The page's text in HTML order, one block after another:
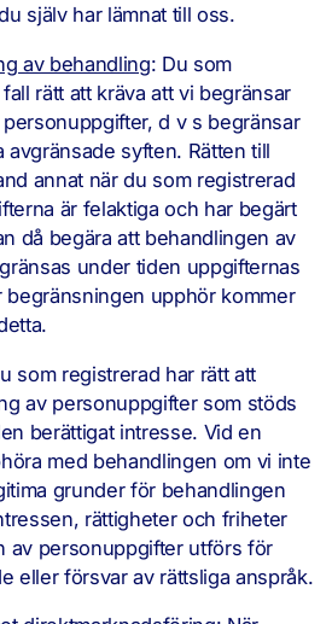
själv har lämnat till oss.
av behandling: Du som
rätt att kräva att vi begränsar
d v s begränsar
syften. Rätten till
annat när du som registrerad
är felaktiga och har begärt
då begära att behandlingen av
under tiden uppgifternas
begränsningen upphör kommer
som registrerad har rätt att
av personuppgifter som stöds
berättigat intresse. Vid en
med behandlingen om vi inte
grunder för behandlingen
rättigheter och friheter
av personuppgifter utförs för
eller försvar av rättsliga anspråk.